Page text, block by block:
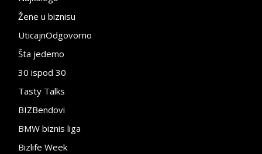
Žene u biznisu
UticajnOdgovorno
Šta jedemo
30 ispod 30
Tasty Talks
BIZBendovi
BMW biznis liga
Bizlife Week